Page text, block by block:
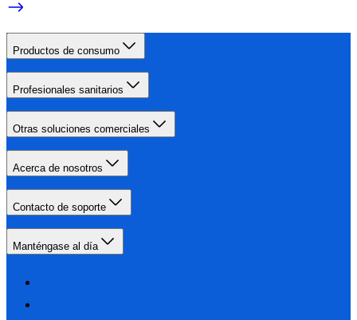
Productos de consumo
Profesionales sanitarios
Otras soluciones comerciales
Acerca de nosotros
Contacto de soporte
Manténgase al día